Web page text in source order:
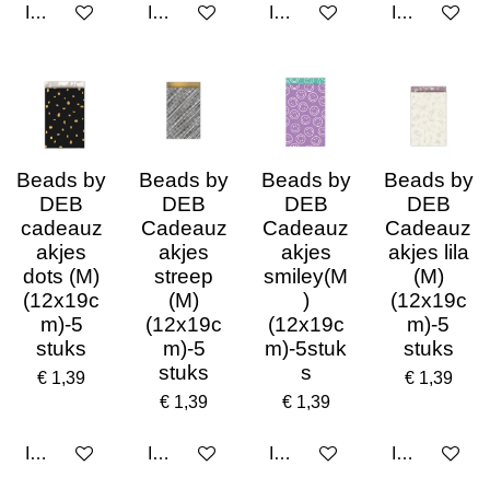
In winkelwagen In winkelwagen In winkelwagen In
Beads by
DEB
cadeauz
akjes
dots (M)
(12x19c
m)-5
stuks
€ 1,39
In winkelwagen
Beads by
DEB
Cadeauz
akjes
streep
(M)
(12x19c
m)-5
stuks
€ 1,39
In winkelwagen
Beads by
DEB
Cadeauz
akjes
smiley(M
)
(12x19c
m)-5stuk
s
€ 1,39
In winkelwagen
Beads by
DEB
Cadeauz
akjes lila
(M)
(12x19c
m)-5
stuks
€ 1,39
In